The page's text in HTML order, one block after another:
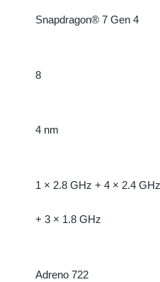
Snapdragon® 7 Gen 4
8
4 nm
1 × 2.8 GHz + 4 × 2.4 GHz
+ 3 × 1.8 GHz
Adreno 722